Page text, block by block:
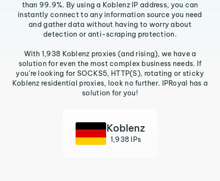
than 99.9%. By using a Koblenz IP address, you can
instantly connect to any information source you need
and gather data without having to worry about
detection or anti-scraping protection.
With 1,938 Koblenz proxies (and rising), we have a
solution for even the most complex business needs. If
you’re looking for SOCKS5, HTTP(S), rotating or sticky
Koblenz residential proxies, look no further. IPRoyal has a
solution for you!
Koblenz
1,938 IPs